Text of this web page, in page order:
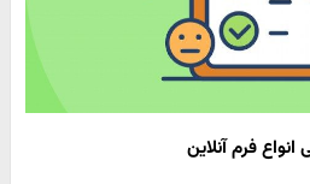
فرم آنلاین